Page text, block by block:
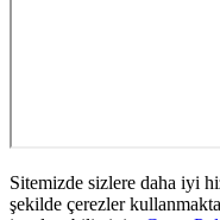
Sitemizde sizlere daha iyi
şekilde çerezler